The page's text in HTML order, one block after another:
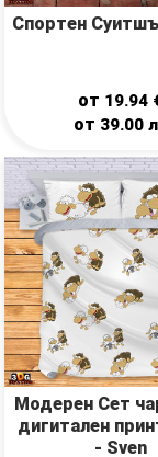
Спортен
от 19.94
от 39.00
Модерен Сет
дигитален
- Sven